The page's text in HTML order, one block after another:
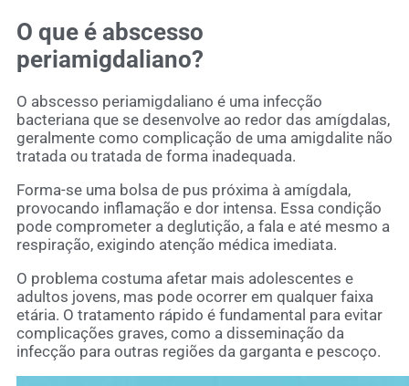
O que é abscesso
periamigdaliano?
O abscesso periamigdaliano é uma infecção
bacteriana que se desenvolve ao redor das amígdalas,
geralmente como complicação de uma amigdalite não
tratada ou tratada de forma inadequada.
Forma-se uma bolsa de pus próxima à amígdala,
provocando inflamação e dor intensa. Essa condição
pode comprometer a deglutição, a fala e até mesmo a
respiração, exigindo atenção médica imediata.
O problema costuma afetar mais adolescentes e
adultos jovens, mas pode ocorrer em qualquer faixa
etária. O tratamento rápido é fundamental para evitar
complicações graves, como a disseminação da
infecção para outras regiões da garganta e pescoço.